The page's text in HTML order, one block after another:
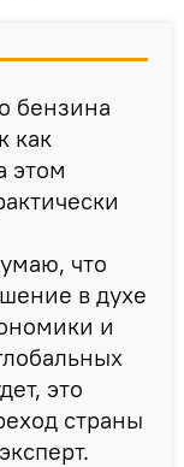
бензина
как
этом
что
в духе
и
это
страны